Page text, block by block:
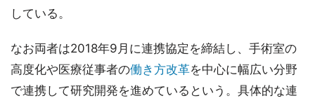
している。
なお両者は2018年9月に連携協定を締結し、手術室の
高度化や医療従事者の働き方改革を中心に幅広い分野
で連携して研究開発を進めているという。具体的な連